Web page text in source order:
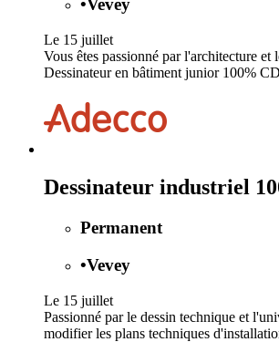
•Vevey
Le 15 juillet
Vous êtes passionné par l'architecture
Dessinateur en bâtiment junior 100%
Dessinateur industriel
Permanent
•Vevey
Le 15 juillet
Passionné par le dessin technique et
modifier les plans techniques